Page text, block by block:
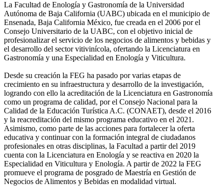
La Facultad de Enología y Gastronomía de la Universidad
Autónoma de Baja California (UABC) ubicada en el municipio de
Ensenada, Baja California México, fue creada en el 2006 por el
Consejo Universitario de la UABC, con el objetivo inicial de
profesionalizar el servicio de los negocios de alimentos y bebidas y
el desarrollo del sector vitivinícola, ofertando la Licenciatura en
Gastronomía y una Especialidad en Enología y Viticultura.
Desde su creación la FEG ha pasado por varias etapas de
crecimiento en su infraestructura y desarrollo de la investigación,
logrando con ello la acreditación de la Licenciatura en Gastronomía
como un programa de calidad, por el Consejo Nacional para la
Calidad de la Educación Turística A.C. (CONAET), desde el 2016
y la reacreditación del mismo programa educativo en el 2021.
Asimismo, como parte de las acciones para fortalecer la oferta
educativa y continuar con la formación integral de ciudadanos
profesionales en otras disciplinas, la Facultad a partir del 2019
cuenta con la Licenciatura en Enología y se reactiva en 2020 la
Especialidad en Viticultura y Enología. A partir de 2022 la FEG
promueve el programa de posgrado de Maestría en Gestión de
Negocios de Alimentos y Bebidas en modalidad virtual.